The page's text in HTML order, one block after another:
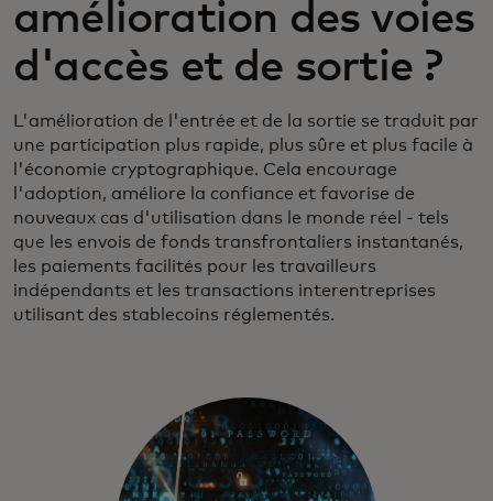
amélioration des voies
d'accès et de sortie ?
L'amélioration de l'entrée et de la sortie se traduit par
une participation plus rapide, plus sûre et plus facile à
l'économie cryptographique. Cela encourage
l'adoption, améliore la confiance et favorise de
nouveaux cas d'utilisation dans le monde réel - tels
que les envois de fonds transfrontaliers instantanés,
les paiements facilités pour les travailleurs
indépendants et les transactions interentreprises
utilisant des stablecoins réglementés.